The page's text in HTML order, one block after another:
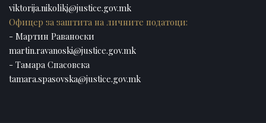
viktorija.nikolikj@justice.gov.mk
Офицер за заштита на личните податоци:
- Мартин Раваноски
martin.ravanoski@justice.gov.mk
- Тамара Спасовска
tamara.spasovska@justice.gov.mk